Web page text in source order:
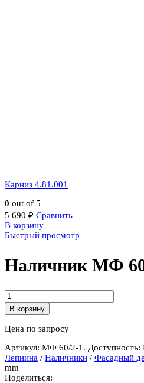
Карниз 4.81.001
0 out of 5
5 690 ₽ Сравнить
В корзину
Быстрый просмотр
Наличник МФ
Количество
Наличник
МФ
60/2
В корзину
Цена по запросу
Артикул: МФ 60/2-1 . Доступность:
Лепнина / Наличники / Фасадный
mm
Поделиться: